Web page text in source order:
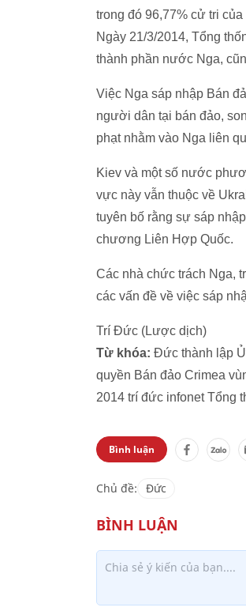
trong đó 96,77% cử tri
Ngày 21/3/2014, Tổng
thành phần nước Nga,
Việc Nga sáp nhập Bán
người dân tại bán đảo,
phạt nhằm vào Nga liên
Kiev và một số nước
vực này vẫn thuộc về
tuyên bố rằng sự sáp
chương Liên Hợp Quốc.
Các nhà chức trách Nga,
các vấn đề về việc sáp
Trí Đức (Lược dịch)
Từ khóa: Đức thành lập
quyền Bán đảo Crimea
2014 trí đức infonet Tổng
Bình luận
Chủ đề: Đức